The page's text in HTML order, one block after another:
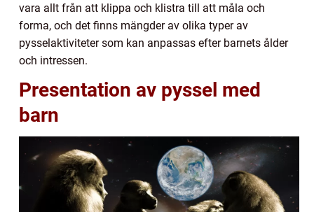
vara allt från att klippa och klistra till att måla och
forma, och det finns mängder av olika typer av
pysselaktiviteter som kan anpassas efter barnets ålder
och intressen.
Presentation av pyssel med
barn